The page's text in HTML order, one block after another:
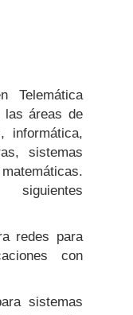
Telemática
las áreas de
informática,
sistemas
redes para
con
sistemas